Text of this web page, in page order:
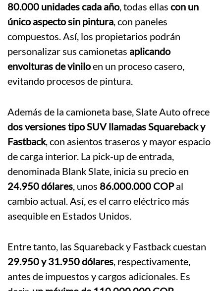
80.000 unidades cada año, todas ellas con un
único aspecto sin pintura, con paneles
compuestos. Así, los propietarios podrán
personalizar sus camionetas aplicando
envolturas de viniloen un proceso casero,
evitando procesos de pintura.
Además de la camioneta base, Slate Auto ofrece
dos versiones tipo SUV llamadas Squareback y
Fastback, con asientos traseros y mayor espacio
de carga interior. La pick-up de entrada,
denominada Blank Slate, inicia su precio en
24.950 dólares, unos 86.000.000 COPal
cambio actual. Así, es el carro eléctrico más
asequible en Estados Unidos.
Entre tanto, las Squareback y Fastback cuestan
29.950 y 31.950 dólares, respectivamente,
antes de impuestos y cargos adicionales. Es